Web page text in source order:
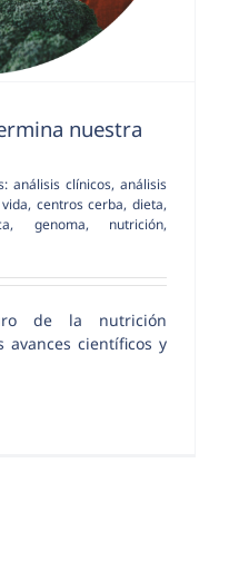
nuestra
análisis clínicos, análisis
, centros cerba, dieta,
, genoma, nutrición,
de la nutrición
avances científicos y